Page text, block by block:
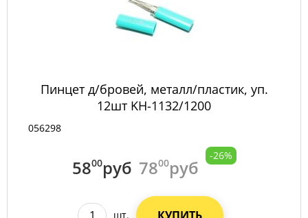
Пинцет д/бровей, металл/пластик, уп.
12шт KH-1132/1200
056298
5800руб 7800руб
-26%
шт.